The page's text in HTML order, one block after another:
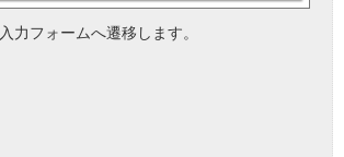
入力フォームへ遷移します。